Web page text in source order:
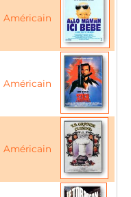
Américain
Américain
Américain